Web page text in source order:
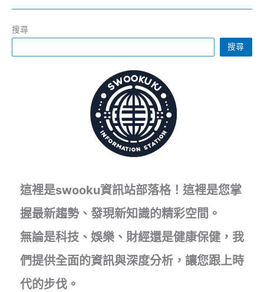
搜尋
搜尋
這裡是swooku資訊站部落格！這裡是您掌
握最新趨勢、發現新知識的精彩空間。
無論是科技、娛樂、財經還是健康保健，我
們提供全面的資訊與深度分析，讓您跟上時
代的步伐。
以
率